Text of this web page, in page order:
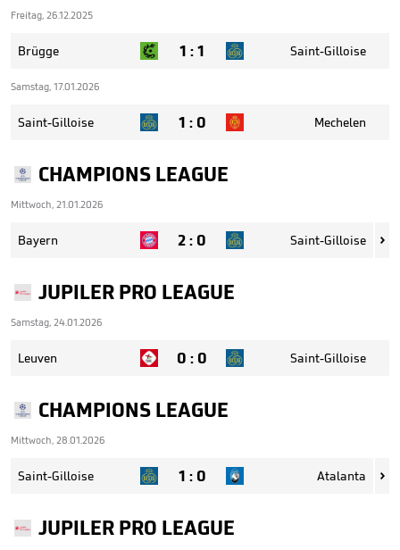
Freitag, 26.12.2025
Brügge 1 :1 Saint-Gilloise
Samstag, 17.01.2026
Saint-Gilloise 1 : 0 Mechelen
CHAMPIONS LEAGUE
Mittwoch, 21.01.2026
Bayern 2: 0 Saint-Gilloise 
JUPILER PRO LEAGUE
Samstag, 24.01.2026
Leuven 0 : 0 Saint-Gilloise
CHAMPIONS LEAGUE
Mittwoch, 28.01.2026
Saint-Gilloise 1 : 0 Atalanta 
JUPILER PRO LEAGUE